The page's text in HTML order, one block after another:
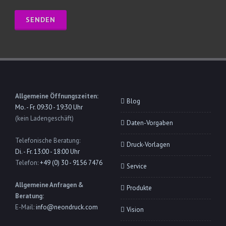
Allgemeine Öffnungszeiten:
Mo. - Fr. 09:30 - 19:30 Uhr
(kein Ladengeschäft)
Telefonische Beratung:
Di. - Fr. 13:00 - 18:00 Uhr
Telefon:+49 (0) 30 - 9156 7476
Allgemeine Anfragen &
Beratung:
E-Mail:info@neondruck.com
Blog
Daten-Vorgaben
Druck-Vorlagen
Service
Produkte
Vision